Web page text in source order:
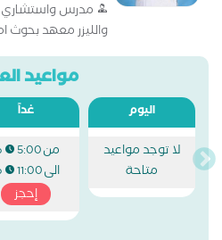
مدرس واستشاري
والليزر معهد بحوث
دكتوراه طب وجراحة
مواعيد
اليوم
لا توجد مواعيد
متاحة
غداً
من5:00 م
الى11:00 م
إحجز